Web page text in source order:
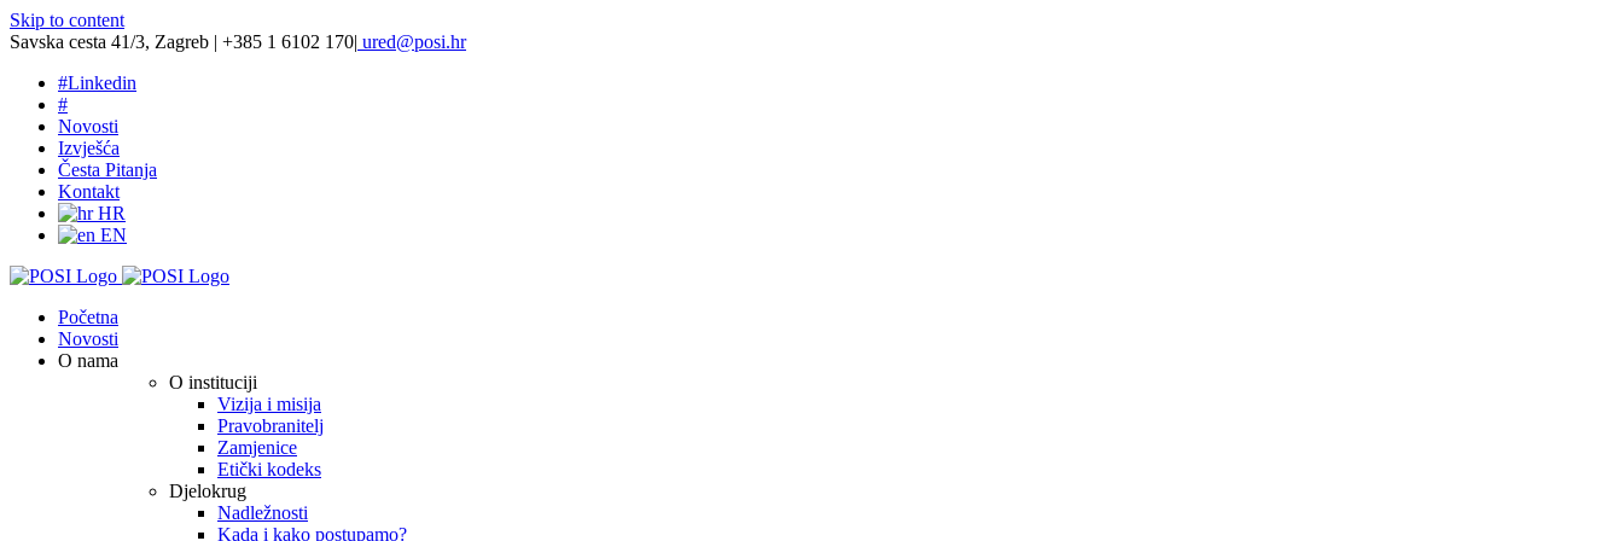
Skip to content
Savska cesta 41/3, Zagreb | +385 1 6102 170| ured@posi.hr
#Linkedin
#
Novosti
Izvješća
Česta Pitanja
Kontakt
HR
EN
Početna
Novosti
O nama
O instituciji
Vizija i misija
Pravobranitelj
Zamjenice
Etički kodeks
Djelokrug
Nadležnosti
Kada i kako postupamo?